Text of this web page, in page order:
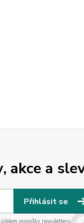
akce a
Přihlásit se
rozesílky newsletteru.